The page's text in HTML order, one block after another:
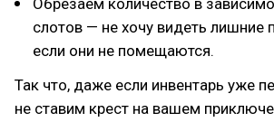
Обрезаем количество в
слотов — не хочу видеть лишние
если они не помещаются.
Так что, даже если инвентарь уже
не ставим крест на вашем